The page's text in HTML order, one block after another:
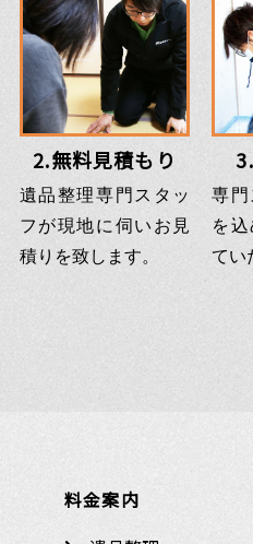
2.無料見積もり
遺品整理専門スタッ
フが現地に伺いお見
積りを致します。
専
を
てい
料金案内